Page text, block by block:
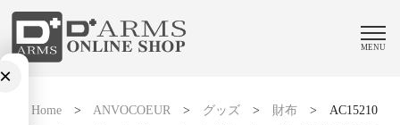
MENU
Home> ANVOCOEUR> グッズ> 財布> AC15210
×